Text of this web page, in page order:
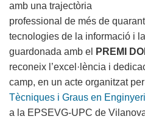
URV
amb una trajectòria
professional de més de
tecnologies de la informació i
guardonada amb el
PREMI
reconeix l’excel·lència i
camp, en un acte organitzat
Tècniques i Graus en
a la EPSEVG-UPC de